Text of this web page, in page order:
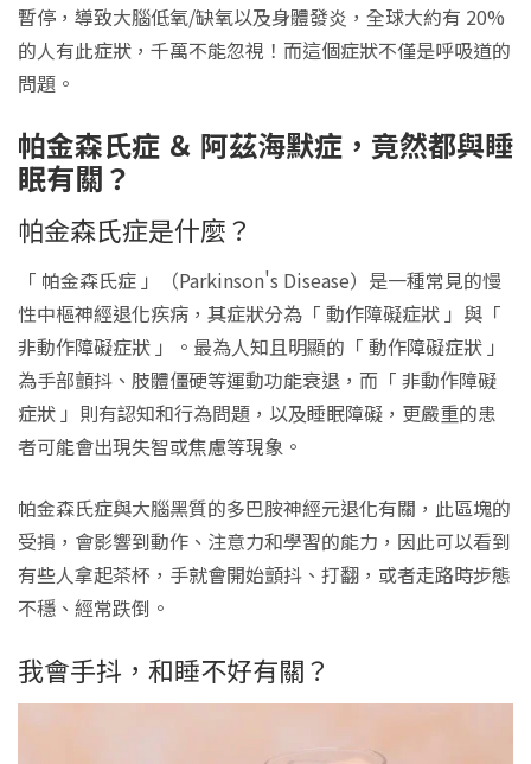
暫停，導致大腦低氧/缺氧以及身體發炎，全球大約有 20%
的人有此症狀，千萬不能忽視！而這個症狀不僅是呼吸道的
問題。
帕金森氏症 ＆ 阿茲海默症，竟然都與睡
眠有關？
帕金森氏症是什麼？
「 帕金森氏症 」（Parkinson's Disease）是一種常見的慢
性中樞神經退化疾病，其症狀分為「 動作障礙症狀 」與「
非動作障礙症狀 」。最為人知且明顯的「 動作障礙症狀 」
為手部顫抖、肢體僵硬等運動功能衰退，而「 非動作障礙
症狀 」則有認知和行為問題，以及睡眠障礙，更嚴重的患
者可能會出現失智或焦慮等現象。
帕金森氏症與大腦黑質的多巴胺神經元退化有關，此區塊的
受損，會影響到動作、注意力和學習的能力，因此可以看到
有些人拿起茶杯，手就會開始顫抖、打翻，或者走路時步態
不穩、經常跌倒。
我會手抖，和睡不好有關？